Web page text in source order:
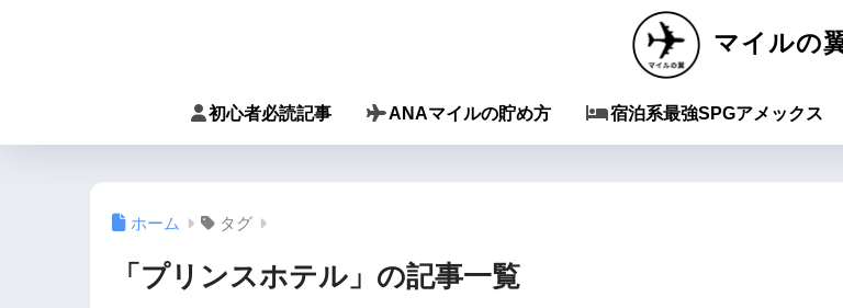
マイルの
初心者必読記事 ANAマイルの貯め方 宿泊系最強SPGアメックス
ホーム タグ
「プリンスホテル」の記事一覧